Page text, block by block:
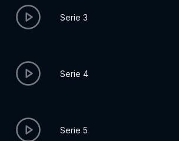
Serie 3
Serie 4
Serie 5